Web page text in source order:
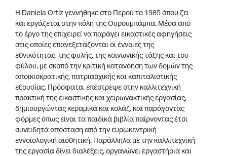
H Daniela Ortiz γεννήθηκε στο Περού το 1985 όπου ζει
και εργάζεται στην πόλη της Ουρουμπάμπα. Μέσα από
το έργo της επιχειρεί να παράγει εικαστικές αφηγήσεις
στις οποίες επανεξετάζονται οι έννοιες της
εθνικότητας, της φυλής, της κοινωνικής τάξης και του
φύλου, με σκοπό την κριτική κατανόηση των δομών της
αποικιοκρατικής, πατριαρχικής και καπιταλιστικής
εξουσίας. Πρόσφατα, επέστρεψε στην καλλιτεχνική
πρακτική της εικαστικής και χειρωνακτικής εργασίας,
δημιουργώντας κεραμικά και κολάζ, και παράγοντας
φόρμες όπως είναι τα παιδικά βιβλία παίρνοντας έτσι
συνειδητά απόσταση από την ευρωκεντρική
εννοιολογική αισθητική. Παράλληλα με την καλλιτεχνική
της εργασία δίνει διαλέξεις, οργανώνει εργαστήρια και